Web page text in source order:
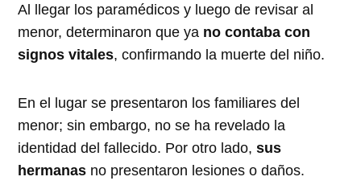
Al llegar los paramédicos y luego de revisar al
menor, determinaron que ya no contaba con
signos vitales, confirmando la muerte del niño.
En el lugar se presentaron los familiares del
menor; sin embargo, no se ha revelado la
identidad del fallecido. Por otro lado, sus
hermanas no presentaron lesiones o daños.